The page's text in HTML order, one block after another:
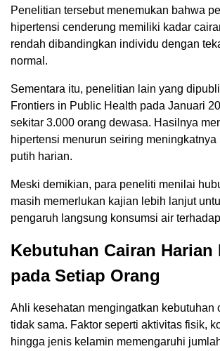
Penelitian tersebut menemukan bahwa
hipertensi cenderung memiliki kadar
rendah dibandingkan individu dengan
normal.
Sementara itu, penelitian lain yang
Frontiers in Public Health pada Januari
sekitar 3.000 orang dewasa. Hasilnya
hipertensi menurun seiring meningkatnya
putih harian.
Meski demikian, para peneliti menilai
masih memerlukan kajian lebih lanjut
pengaruh langsung konsumsi air
Kebutuhan Cairan Harian
pada Setiap Orang
Ahli kesehatan mengingatkan kebutuhan
tidak sama. Faktor seperti aktivitas fisik,
hingga jenis kelamin memengaruhi